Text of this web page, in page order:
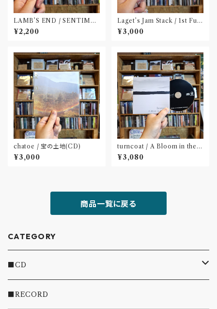
LAMB’S END / SENTIME
NT(CD)
¥2,200
Laget’s Jam Stack / 1st Full
Album『有限の中の永遠』(CD)
¥3,000
chatoe / 宝の土地(CD)
¥3,000
turncoat / A Bloom in the
Dust(CD)〝四国〟
¥3,080
商品一覧に戻る
CATEGORY
■CD
・INDIE
■RECORD